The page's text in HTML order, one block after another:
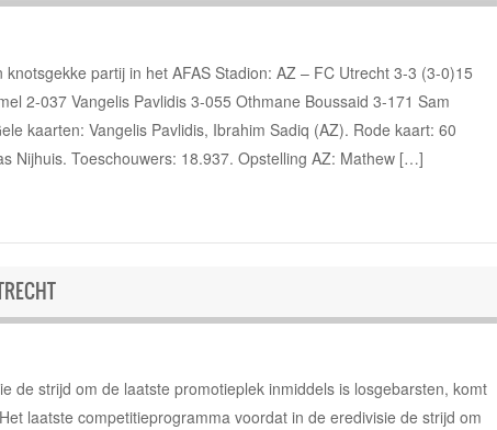
partij in het AFAS Stadion: AZ – FC Utrecht 3-3 (3-0)15
2-037 Vangelis Pavlidis 3-055 Othmane Boussaid 3-171 Sam
kaarten: Vangelis Pavlidis, Ibrahim Sadiq (AZ). Rode kaart: 60
Nijhuis. Toeschouwers: 18.937. Opstelling AZ: Mathew […]
de strijd om de laatste promotieplek inmiddels is losgebarsten, komt
laatste competitieprogramma voordat in de eredivisie de strijd om